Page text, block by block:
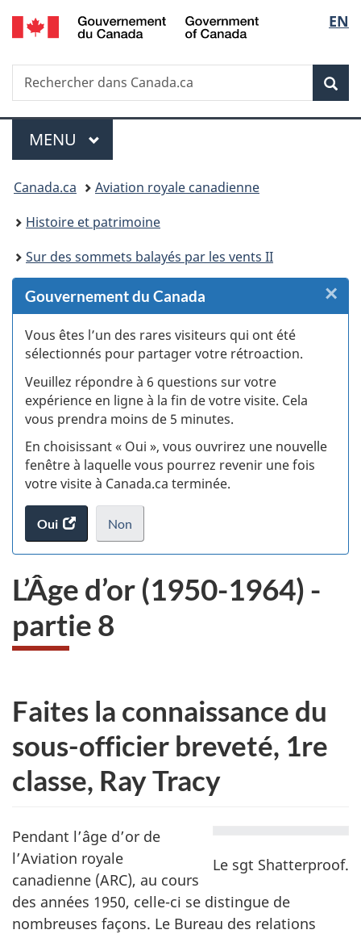
Passer
au
des
Passer
au
principal
Passer
à
Au
du
Passer
à
version
simplifiée
de
la
EN
Recherche
Rechercher
dans
Menu
MENU PRINCIPAL
Vous
êtes
ici :
Canada.ca
Aviation royale canadienne
Histoire et patrimoine
Sur des sommets balayés par les vents II
Gouvernement du Canada
Vous êtes l’un des rares visiteurs qui ont été
sélectionnés pour partager votre rétroaction.
Veuillez répondre à 6 questions sur votre
expérience en ligne à la fin de votre visite. Cela
vous prendra moins de 5 minutes.
En choisissant « Oui », vous ouvrirez une nouvelle
fenêtre à laquelle vous pourrez revenir une fois
votre visite à Canada.ca terminée.
Oui
accéder
au
Non
je
veux
pas
web,
.
×
L’Âge d’or (1950-1964) -
partie 8
Faites la connaissance du
sous-officier breveté, 1re
classe, Ray Tracy
Le sgt Shatterproof.
Pendant l’âge d’or de
l’Aviation royale
canadienne (ARC), au cours
des années 1950, celle-ci se distingue de
nombreuses façons. Le Bureau des relations